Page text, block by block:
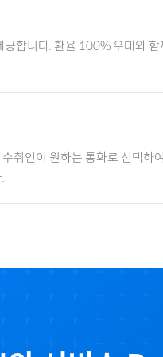
합니다. 환율 100% 우대와
취인이 원하는 통화로 선택하